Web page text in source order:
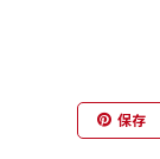
保存